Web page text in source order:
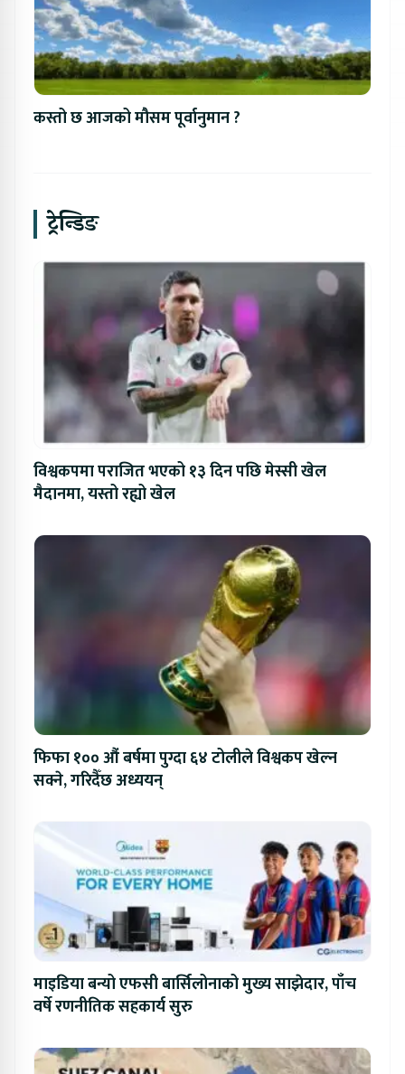
कस्तो छ आजको मौसम पूर्वानुमान ?
ट्रेन्डिङ
विश्वकपमा पराजित भएको १३ दिन पछि मेस्सी खेल
मैदानमा, यस्तो रह्यो खेल
फिफा १०० औं बर्षमा पुग्दा ६४ टोलीले विश्वकप खेल्न
सक्ने, गरिदैँछ अध्ययन्
माइडिया बन्यो एफसी बार्सिलोनाको मुख्य साझेदार, पाँच
वर्षे रणनीतिक सहकार्य सुरु